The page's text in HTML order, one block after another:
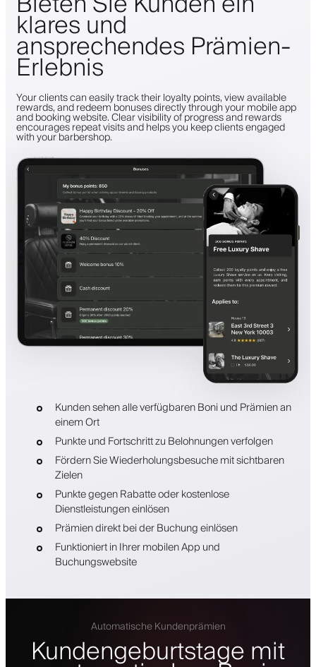
klares und
ansprechendes Prämien-
Erlebnis
Your clients can easily track their loyalty points, view available
rewards, and redeem bonuses directly through your mobile app
and booking website. Clear visibility of progress and rewards
encourages repeat visits and helps you keep clients engaged
with your barbershop.
Kunden sehen alle verfügbaren Boni und Prämien an
einem Ort
Punkte und Fortschritt zu Belohnungen verfolgen
Fördern Sie Wiederholungsbesuche mit sichtbaren
Zielen
Punkte gegen Rabatte oder kostenlose
Dienstleistungen einlösen
Prämien direkt bei der Buchung einlösen
Funktioniert in Ihrer mobilen App und
Buchungswebsite
Automatische Kundenprämien
Kundengeburtstage mit